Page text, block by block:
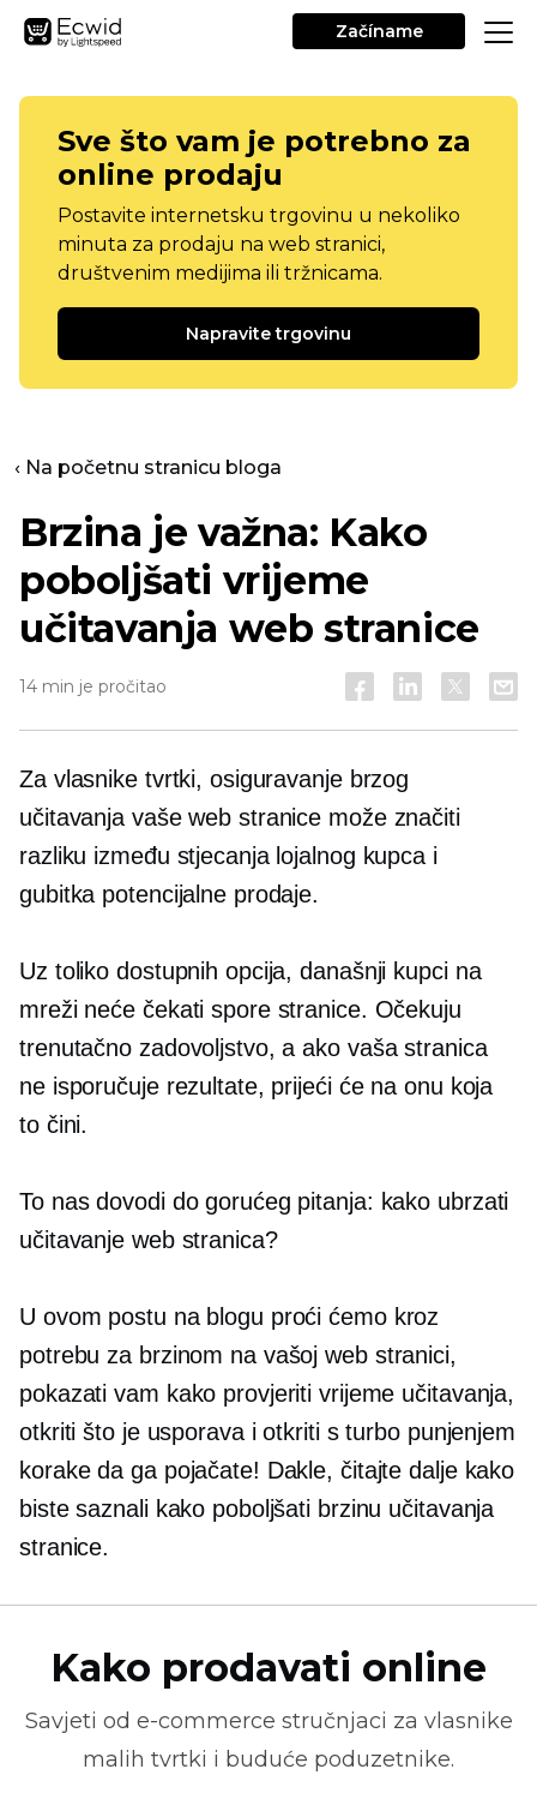
Začíname
Sve što vam je potrebno za
online prodaju
Postavite internetsku trgovinu u nekoliko
minuta za prodaju na web stranici,
društvenim medijima ili tržnicama.
Napravite trgovinu
‹ Na početnu stranicu bloga
Brzina je važna: Kako
poboljšati vrijeme
učitavanja web stranice
14 min je pročitao
Za vlasnike tvrtki, osiguravanje brzog
učitavanja vaše web stranice može značiti
razliku između stjecanja lojalnog kupca i
gubitka potencijalne prodaje.
Uz toliko dostupnih opcija, današnji kupci na
mreži neće čekati spore stranice. Očekuju
trenutačno zadovoljstvo, a ako vaša stranica
ne isporučuje rezultate, prijeći će na onu koja
to čini.
To nas dovodi do gorućeg pitanja: kako ubrzati
učitavanje web stranica?
U ovom postu na blogu proći ćemo kroz
potrebu za brzinom na vašoj web stranici,
pokazati vam kako provjeriti vrijeme učitavanja,
otkriti što je usporava i otkriti s turbo punjenjem
korake da ga pojačate! Dakle, čitajte dalje kako
biste saznali kako poboljšati brzinu učitavanja
stranice.
Kako prodavati online
Savjeti od e-commerce stručnjaci za vlasnike
malih tvrtki i buduće poduzetnike.